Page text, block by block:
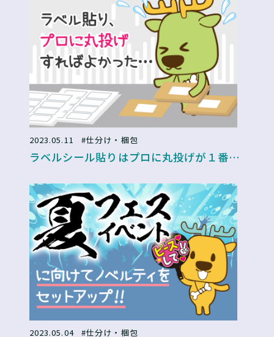
2023.05.11 #仕分け・梱包
ラベルシール貼りはプロに丸投げが１番早
2023.05.04 #仕分け・梱包